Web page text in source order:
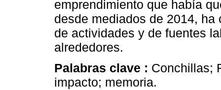
emprendimiento que había
desde mediados de 2014,
de actividades y de fuentes
alrededores.
Palabras clave : Conchillas;
impacto; memoria.